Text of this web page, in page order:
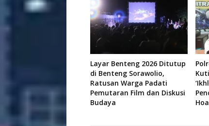
Layar Benteng 2026 Ditutup
di Benteng Sorawolio,
Ratusan Warga Padati
Pemutaran Film dan Diskusi
Budaya